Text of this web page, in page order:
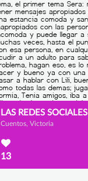
LAS REDES SOCIALES
Cuentos, Victoria
13